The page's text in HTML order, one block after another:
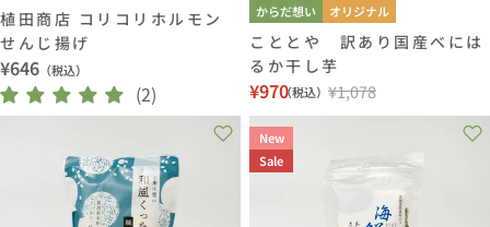
植田商店 コリコリホルモン
せんじ揚げ
通
常
価
¥646 （税込）
(2)
からだ想い オリジナル
こととや 訳あり国産べには
るか干し芋
セ
ー
ル
価
¥970（税込）
通
常
価
格
¥1,078
New
Sale